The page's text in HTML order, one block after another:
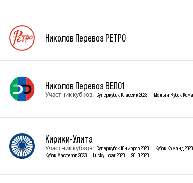
Николов Перевоз РЕТРО
Николов Перевоз ВЕЛО1
Участник кубков: Суперкубок Классик 2023 Малый Кубок
Кирики-Улита
Участник кубков: Суперкубок Юниоров 2023 Кубок Команд 2023
Кубок Мастеров 2023
Lucky Loser 2023 SOLO 2023